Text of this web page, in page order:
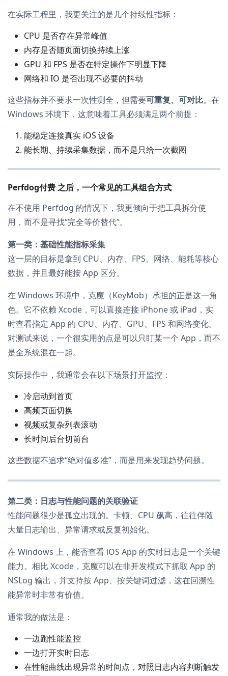
在实际工程里，我更关注的是几个持续性指标：
CPU 是否存在异常峰值
内存是否随页面切换持续上涨
GPU 和 FPS 是否在特定操作下明显下降
网络和 IO 是否出现不必要的抖动
这些指标并不要求一次性测全，但需要可重复、可对比。在
Windows 环境下，这意味着工具必须满足两个前提：
能稳定连接真实 iOS 设备
能长期、持续采集数据，而不是只给一次截图
Perfdog付费 之后，一个常见的工具组合方式
在不使用 Perfdog 的情况下，我更倾向于把工具拆分使
用，而不是寻找“完全等价替代”。
第一类：基础性能指标采集
这一层的目标是拿到 CPU、内存、FPS、网络、能耗等核心
数据，并且最好能按 App 区分。
在 Windows 环境中，克魔（KeyMob）承担的正是这一角
色。它不依赖 Xcode，可以直接连接 iPhone 或 iPad，实
时查看指定 App 的 CPU、内存、GPU、FPS 和网络变化。
对测试来说，一个很实用的点是可以只盯某一个 App，而不
是全系统混在一起。
实际操作中，我通常会在以下场景打开监控：
冷启动到首页
高频页面切换
视频或复杂列表滚动
长时间后台切前台
这些数据不追求“绝对值多准”，而是用来发现趋势问题。
第二类：日志与性能问题的关联验证
性能问题很少是孤立出现的。卡顿、CPU 飙高，往往伴随
大量日志输出、异常请求或反复初始化。
在 Windows 上，能否查看 iOS App 的实时日志是一个关键
能力。相比 Xcode，克魔可以在非开发模式下抓取 App 的
NSLog 输出，并支持按 App、按关键词过滤，这在回溯性
能异常时非常有价值。
通常我的做法是：
一边跑性能监控
一边打开实时日志
在性能曲线出现异常的时间点，对照日志内容判断触发